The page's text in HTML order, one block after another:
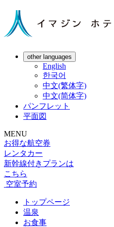
other languages
English
한국어
中文(繁体字)
中文(简体字)
パンフレット
平面図
MENU
お得な航空券
レンタカー
新幹線付きプランは
こちら
空室予約
トップページ
温泉
お食事